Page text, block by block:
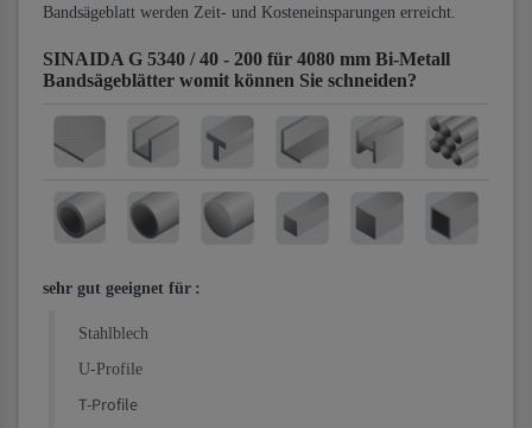
Bandsägeblatt werden Zeit- und Kosteneinsparungen erreicht.
SINAIDA G 5340 / 40 - 200 für 4080 mm Bi-Metall
Bandsägeblätter womit können Sie schneiden?
sehr gut geeignet für :
Stahlblech
U-Profile
T-Profile